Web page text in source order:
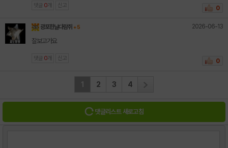
댓글 0 개 신고 0
광포한날다람쥐 + 5 2026-06-13
잘보고가요
댓글 0 개 신고 0
1 2 3 4
댓글리스트 새로고침